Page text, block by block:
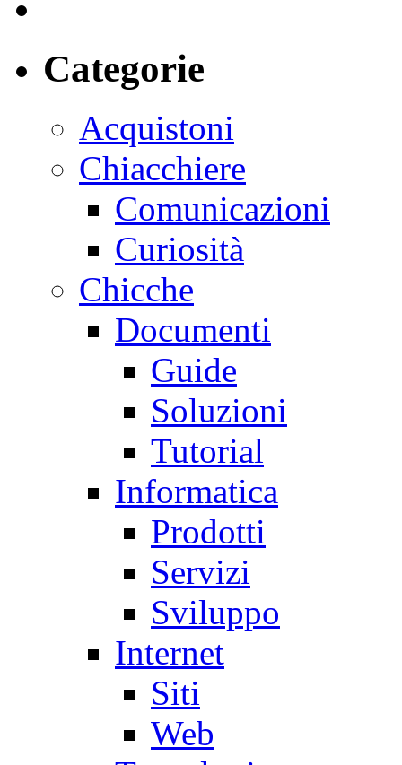
Categorie
Acquistoni
Chiacchiere
Comunicazioni
Curiosità
Chicche
Documenti
Guide
Soluzioni
Tutorial
Informatica
Prodotti
Servizi
Sviluppo
Internet
Siti
Web